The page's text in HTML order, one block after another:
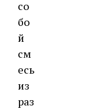
со
бо
й
см
есь
из
раз